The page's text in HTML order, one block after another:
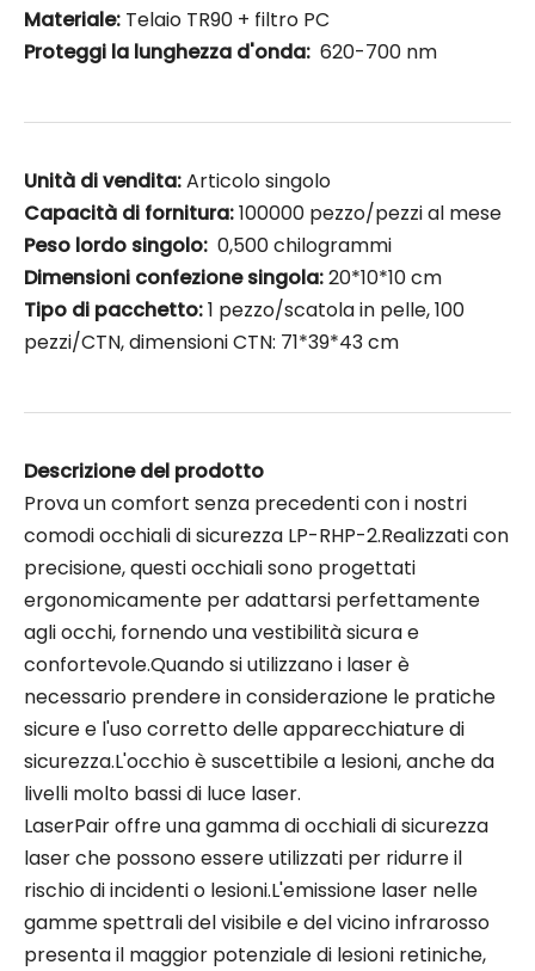
Materiale: Telaio TR90 + filtro PC
Proteggi la lunghezza d'onda: 620-700 nm
Unità di vendita:Articolo singolo
Capacità di fornitura:100000 pezzo/pezzi al mese
Peso lordo singolo: 0,500 chilogrammi
Dimensioni confezione singola:20*10*10 cm
Tipo di pacchetto:1 pezzo/scatola in pelle, 100
pezzi/CTN, dimensioni CTN: 71*39*43 cm
Descrizione del prodotto
Prova un comfort senza precedenti con i nostri
comodi occhiali di sicurezza LP-RHP-2.Realizzati con
precisione, questi occhiali sono progettati
ergonomicamente per adattarsi perfettamente
agli occhi, fornendo una vestibilità sicura e
confortevole.Quando si utilizzano i laser è
necessario prendere in considerazione le pratiche
sicure e l'uso corretto delle apparecchiature di
sicurezza.L'occhio è suscettibile a lesioni, anche da
livelli molto bassi di luce laser.
LaserPair offre una gamma di occhiali di sicurezza
laser che possono essere utilizzati per ridurre il
rischio di incidenti o lesioni.L'emissione laser nelle
gamme spettrali del visibile e del vicino infrarosso
presenta il maggior potenziale di lesioni retiniche,